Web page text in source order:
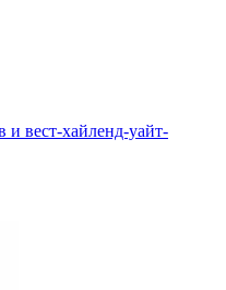
вест-хайленд-уайт-